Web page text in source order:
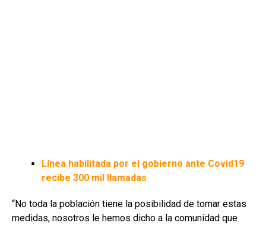
Línea habilitada por el gobierno ante Covid19
recibe 300 mil llamadas
“No toda la población tiene la posibilidad de tomar estas
medidas, nosotros le hemos dicho a la comunidad que